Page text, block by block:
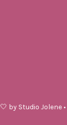
🤍 by Studio Jolene •